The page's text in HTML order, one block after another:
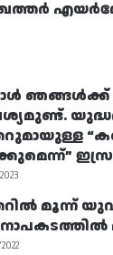
ഖത്തർ
മൂന്ന്